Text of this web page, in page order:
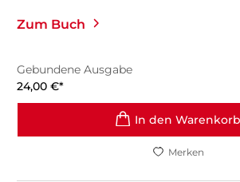
Zum Buch
Gebundene Ausgabe
24,00 €*
In den Warenkorb
Merken